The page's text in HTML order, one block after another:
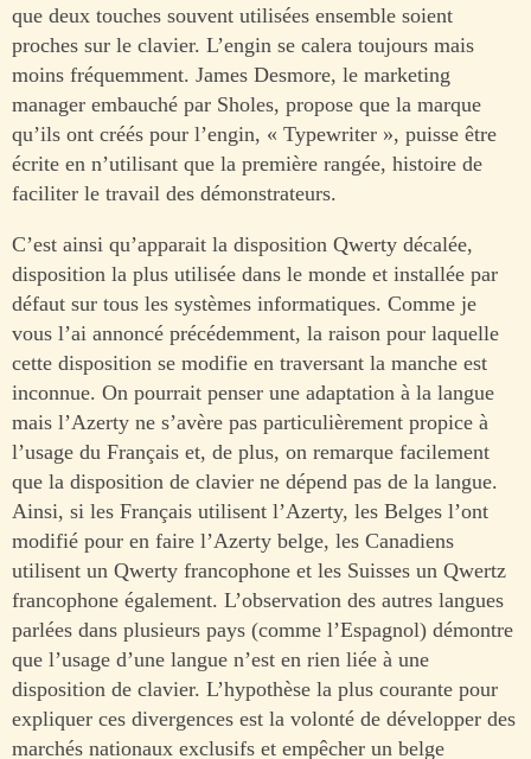
que deux touches souvent utilisées ensemble soient
proches sur le clavier. L’engin se calera toujours mais
moins fréquemment. James Desmore, le marketing
manager embauché par Sholes, propose que la marque
qu’ils ont créés pour l’engin, « Typewriter », puisse être
écrite en n’utilisant que la première rangée, histoire de
faciliter le travail des démonstrateurs.
C’est ainsi qu’apparait la disposition Qwerty décalée,
disposition la plus utilisée dans le monde et installée par
défaut sur tous les systèmes informatiques. Comme je
vous l’ai annoncé précédemment, la raison pour laquelle
cette disposition se modifie en traversant la manche est
inconnue. On pourrait penser une adaptation à la langue
mais l’Azerty ne s’avère pas particulièrement propice à
l’usage du Français et, de plus, on remarque facilement
que la disposition de clavier ne dépend pas de la langue.
Ainsi, si les Français utilisent l’Azerty, les Belges l’ont
modifié pour en faire l’Azerty belge, les Canadiens
utilisent un Qwerty francophone et les Suisses un Qwertz
francophone également. L’observation des autres langues
parlées dans plusieurs pays (comme l’Espagnol) démontre
que l’usage d’une langue n’est en rien liée à une
disposition de clavier. L’hypothèse la plus courante pour
expliquer ces divergences est la volonté de développer des
marchés nationaux exclusifs et empêcher un belge